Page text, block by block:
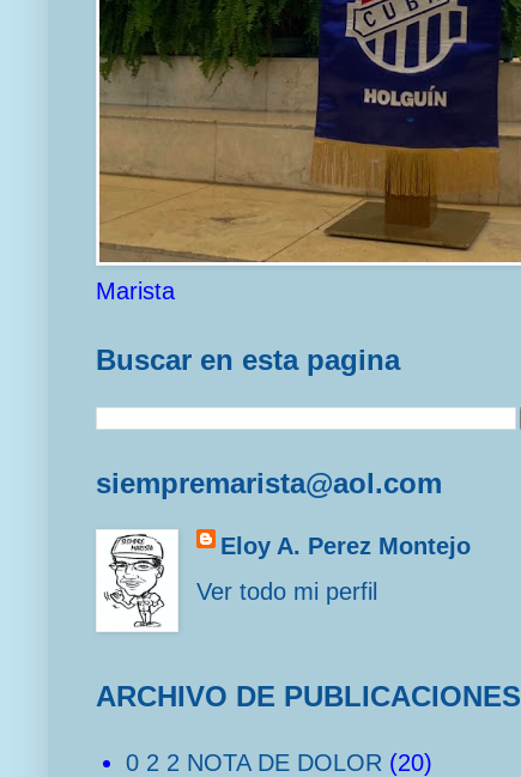
Marista
Buscar en esta pagina
siempremarista@aol.com
Eloy A. Perez Montejo
Ver todo mi perfil
ARCHIVO DE PUBLICACIONES
0 2 2 NOTA DE DOLOR (20)